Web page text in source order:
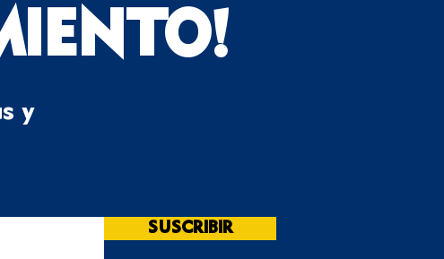
y
SUSCRIBIR